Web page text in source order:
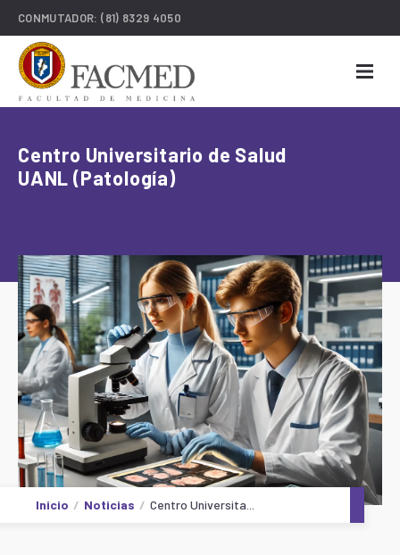
CONMUTADOR:(81) 8329 4050
Centro Universitario de Salud
UANL (Patología)
Inicio Noticias Centro Universita...